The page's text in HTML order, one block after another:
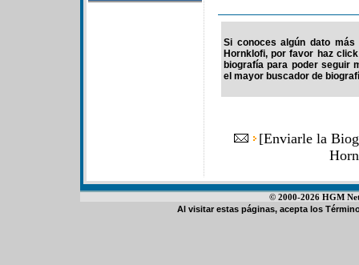
Si conoces algún dato
Hornklofi, por favor haz
biografía para poder seguir
el mayor buscador de
[Enviarle la
© 2000-2026 HGM
Al visitar estas páginas, acepta los